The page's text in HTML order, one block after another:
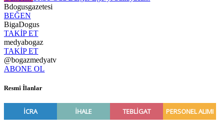
Bdogusgazetesi
BEĞEN
BigaDogus
TAKİP ET
medyabogaz
TAKİP ET
@bogazmedyatv
ABONE OL
Resmî İlanlar